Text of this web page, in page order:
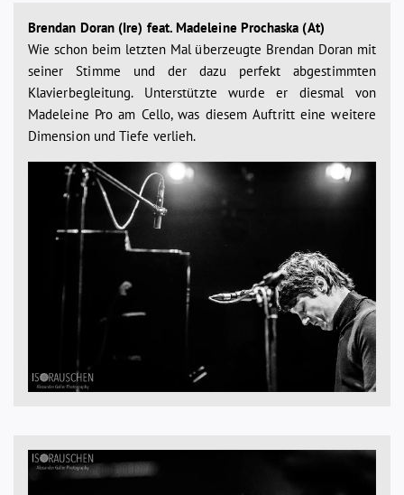
Brendan Doran (Ire) feat. Madeleine Prochaska (At)
Wie schon beim letzten Mal überzeugte Brendan Doran mit
seiner Stimme und der dazu perfekt abgestimmten
Klavierbegleitung. Unterstützte wurde er diesmal von
Madeleine Pro am Cello, was diesem Auftritt eine weitere
Dimension und Tiefe verlieh.